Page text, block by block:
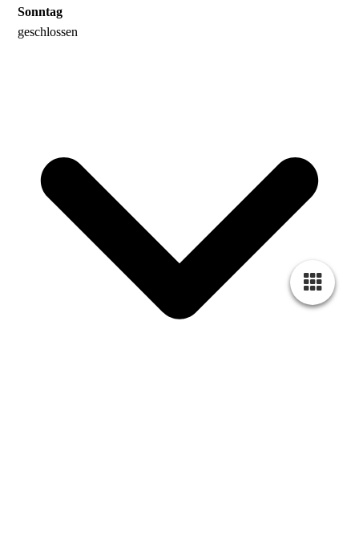
Sonntag
geschlossen